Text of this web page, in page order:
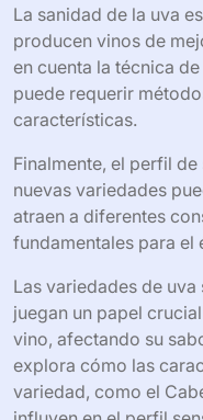
uva en el
Al experimentar con
proceso de
Las condiciones
suelo. Diferentes
específicos para un
La sanidad de la uva
producen vinos de
en cuenta la técnica
puede requerir
características.
Finalmente, el perfil
nuevas variedades